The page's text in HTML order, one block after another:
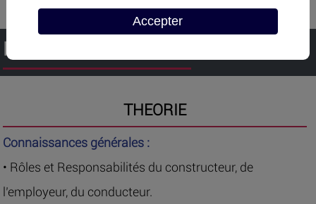
PROGRAMME
THEORIE
Connaissances générales :
• Rôles et Responsabilités du constructeur, de
l’employeur, du conducteur.
Accepter